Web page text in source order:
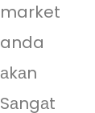
market
anda
аkаn
Sаngаt